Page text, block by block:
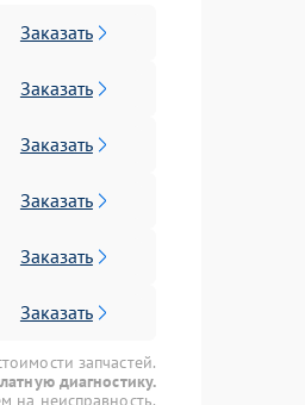
Заказать
Заказать
Заказать
Заказать
Заказать
Заказать
запчастей.
диагностику.
на неисправность.